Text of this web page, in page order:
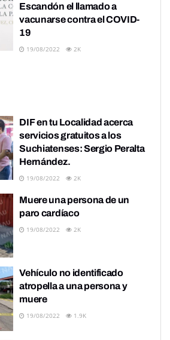
Escandón el llamado a
vacunarse contra el COVID-
19
19/08/2022 2K
DIF en tu Localidad acerca
servicios gratuitos a los
Suchiatenses: Sergio Peralta
Hernández.
19/08/2022 2K
Muere una persona de un
paro cardíaco
19/08/2022 2K
Vehículo no identificado
atropella a una persona y
muere
19/08/2022 1.9K